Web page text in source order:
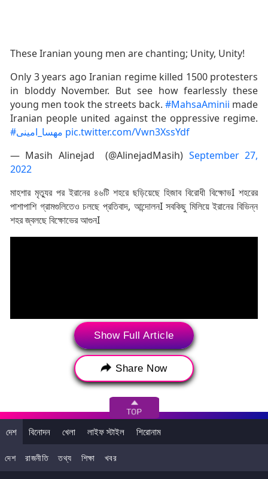
These Iranian young men are chanting; Unity, Unity!
Only 3 years ago Iranian regime killed 1500 protesters
in bloddy November. But see how fearlessly these
young men took the streets back. #MahsaAminii made
Iranian people united against the oppressive regime.
#مهسا_امینی pic.twitter.com/Vwn3XssYdf
— Masih Alinejad (@AlinejadMasih) September 27,
2022
মাহশার মৃত্যুর পর ইরানের ৪৬টি শহরে ছড়িয়েছে হিজাব বিরোধী বিক্ষোভI শহরের
পাশাপাশি গ্রামগুলিতেও চলছে প্রতিবাদ, আন্দোলনI সবকিছু মিলিয়ে ইরানের বিভিন্ন
শহর জ্বলছে বিক্ষোভের আগুনI
Tags: ‌ হাজারিবাগ
Show Full Article
Share Now
দেশ বিনোদন খেলা লাইফ স্টাইল শিরোনাম
দেশ রাজনীতি তথ্য শিক্ষা খবর